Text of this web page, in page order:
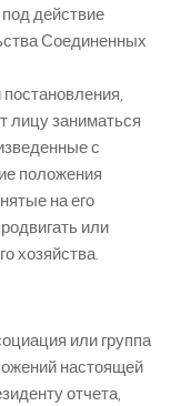
действие
Соединенных
лицу заниматься
с
положения
на его
или
хозяйства.
или группа
настоящей
отчета,